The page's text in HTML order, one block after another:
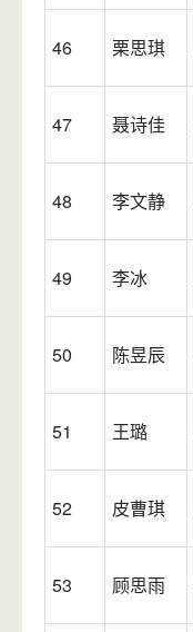
46 栗思琪
47 聂诗佳
48 李文静
49 李冰
50 陈昱辰
51 王璐
52 皮曹琪
53 顾思雨